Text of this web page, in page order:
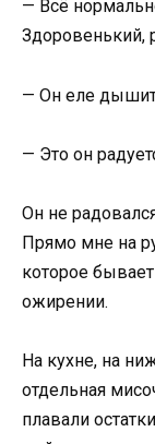
— Всё
Здоровенький,
— Он еле
— Это он
Он не
Прямо мне на
которое
ожирении.
На кухне, на
отдельная
плавали